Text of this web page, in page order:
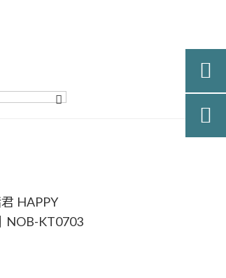
HAPPY
NOB-KT0703

